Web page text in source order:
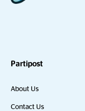
Partipost
About Us
Contact Us